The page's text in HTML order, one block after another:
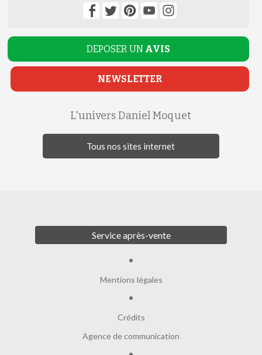
DEPOSER UN AVIS
NEWSLETTER
L'univers Daniel Moquet
Tous nos sites internet
Service après-vente
Mentions légales
Crédits
Agence de communication